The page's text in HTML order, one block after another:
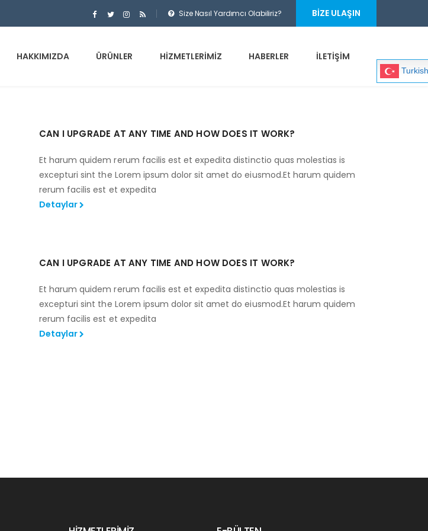
Size Nasıl Yardımcı Olabiliriz? BIZE ULAŞIN
HAKKIMIZDA ÜRÜNLER HİZMETLERİMİZ HABERLER İLETİŞİM
Turkish
CAN I UPGRADE AT ANY TIME AND HOW DOES IT WORK?
Et harum quidem rerum facilis est et expedita distinctio quas molestias is
excepturi sint the Lorem ipsum dolor sit amet do eiusmod.Et harum quidem
rerum facilis est et expedita
Detaylar
CAN I UPGRADE AT ANY TIME AND HOW DOES IT WORK?
Et harum quidem rerum facilis est et expedita distinctio quas molestias is
excepturi sint the Lorem ipsum dolor sit amet do eiusmod.Et harum quidem
rerum facilis est et expedita
Detaylar